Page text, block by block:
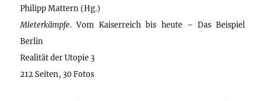
Philipp Mattern (Hg.)
Mieterkämpfe. Vom Kaiserreich bis heute – Das Beispiel
Berlin
Realität der Utopie 3
212 Seiten, 30 Fotos